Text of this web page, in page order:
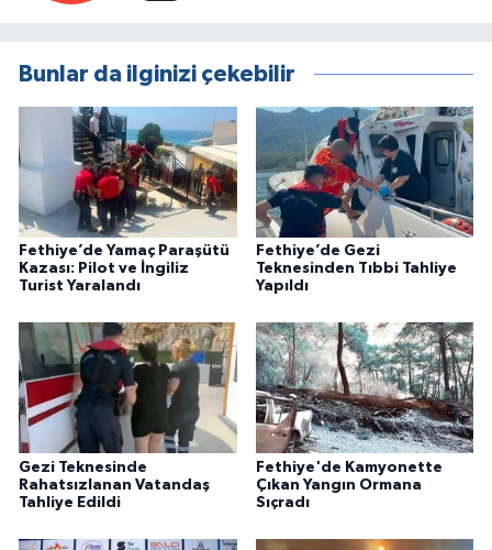
Bunlar da ilginizi çekebilir
Fethiye’de Yamaç Paraşütü
Kazası: Pilot ve İngiliz
Turist Yaralandı
Fethiye’de Gezi
Teknesinden Tıbbi Tahliye
Yapıldı
Gezi Teknesinde
Rahatsızlanan Vatandaş
Tahliye Edildi
Fethiye'de Kamyonette
Çıkan Yangın Ormana
Sıçradı